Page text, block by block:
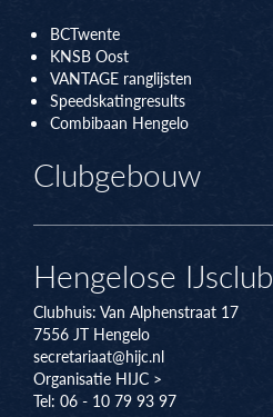
BCTwente
KNSB Oost
VANTAGE ranglijsten
Speedskatingresults
Combibaan Hengelo
Clubgebouw
Hengelose IJsclub
Clubhuis: Van Alphenstraat 17
7556 JT Hengelo
secretariaat@hijc.nl
Organisatie HIJC >
Tel: 06 - 10 79 93 97